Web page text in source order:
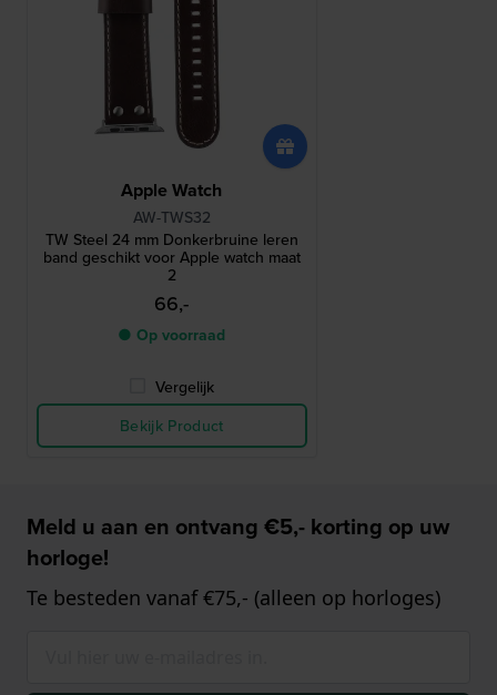
Apple Watch
AW-TWS32
TW Steel 24 mm Donkerbruine leren
band geschikt voor Apple watch maat
2
66,-
● Op voorraad
Vergelijk
Bekijk Product
Meld u aan en ontvang €5,- korting op uw
horloge!
Te besteden vanaf €75,- (alleen op horloges)